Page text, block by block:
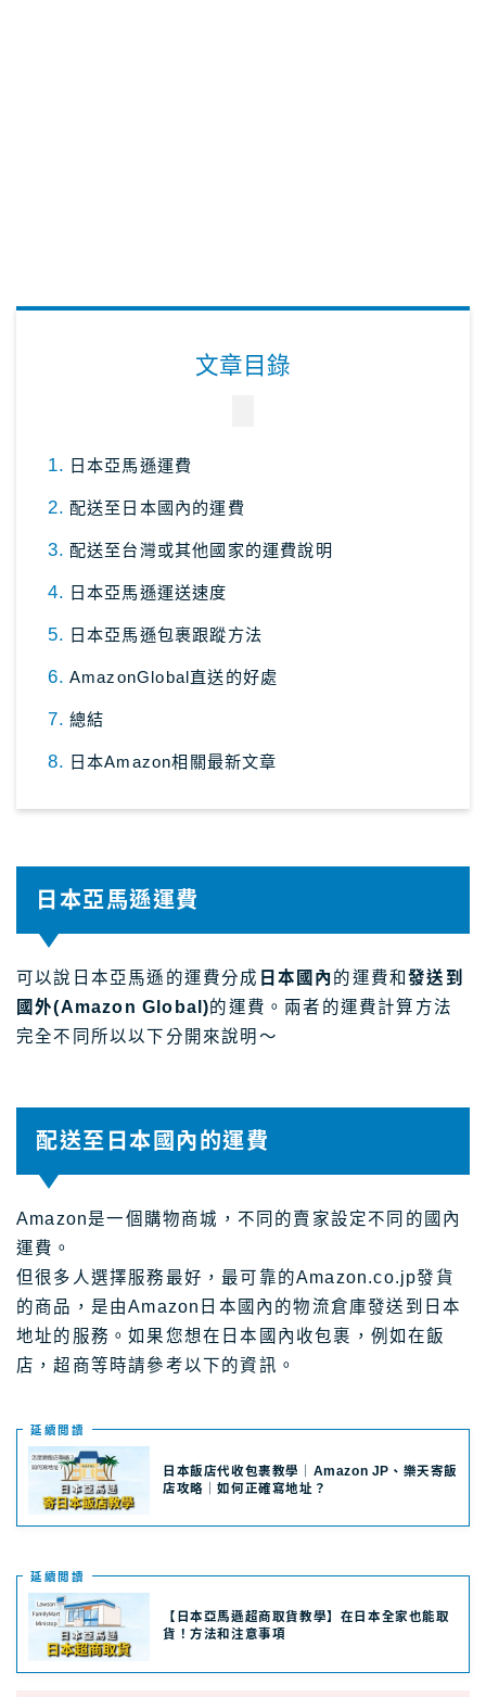
文章目錄
日本亞馬遜運費
配送至日本國內的運費
配送至台灣或其他國家的運費說明
日本亞馬遜運送速度
日本亞馬遜包裹跟蹤方法
AmazonGlobal直送的好處
總結
日本Amazon相關最新文章
日本亞馬遜運費
可以說日本亞馬遜的運費分成 日本國內 的運費和發送到
國外(Amazon Global)的運費。兩者的運費計算方法
完全不同所以以下分開來說明～
配送至日本國內的運費
Amazon是一個購物商城，不同的賣家設定不同的國內
運費。
但很多人選擇服務最好，最可靠的Amazon.co.jp發貨
的商品，是由Amazon日本國內的物流倉庫發送到日本
地址的服務。如果您想在日本國內收包裹，例如在飯
店，超商等時請參考以下的資訊。
延續閲讀
日本飯店代收包裹教學｜Amazon JP、樂天寄飯
店攻略｜如何正確寫地址？
延續閲讀
【日本亞馬遜超商取貨教學】在日本全家也能取
貨！方法和注意事項